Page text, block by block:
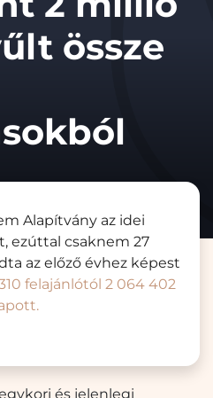
össze
Alapítvány az idei
ezúttal csaknem 27
az előző évhez képest
felajánlótól 2 064 402
és jelenlegi